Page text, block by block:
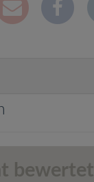
bewertet